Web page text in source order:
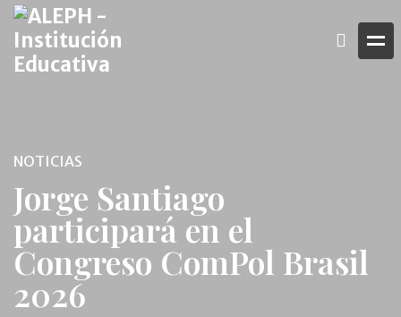
NOTICIAS
Jorge Santiago
participará en el
Congreso ComPol Brasil
2026